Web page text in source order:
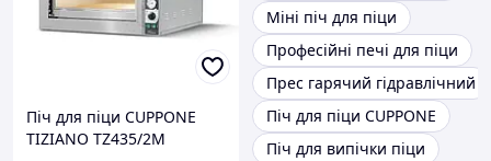
Піч для піци CUPPONE
TIZIANO TZ435/2M
Міні піч для піци
Професійні печі для піци
Прес гарячий гідравлічний
Піч для піци CUPPONE
Піч для випічки піци